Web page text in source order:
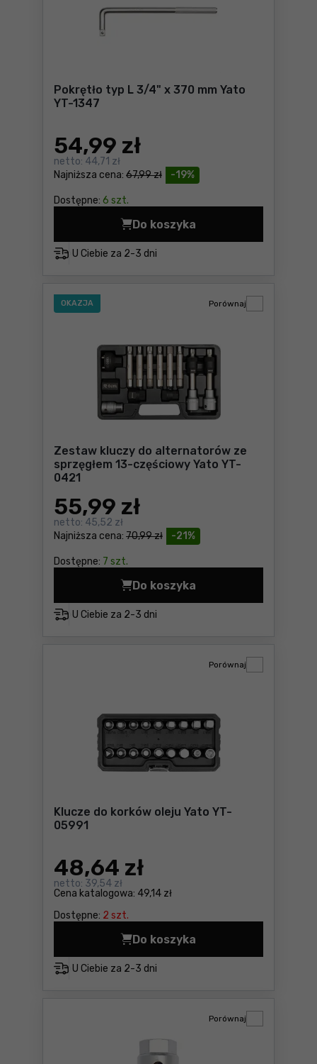
Pokrętło typ L 3/4" x 370 mm Yato
YT-1347
-19%
Najniższa cena: 67,99 zł
54,99 zł
netto: 44,71 zł
Dostępne: 6 szt.
U Ciebie za 2-3 dni
Do koszyka
Pokrętło typ L 3/4" x 370
OKAZJA
Zestaw kluczy do alternatorów ze
sprzęgłem 13-częściowy Yato YT-
0421
-21%
Najniższa cena: 70,99 zł
55,99 zł
netto: 45,52 zł
Dostępne: 7 szt.
Porównaj
U Ciebie za 2-3 dni
Do koszyka
Zestaw kluczy do
Klucze do korków oleju Yato YT-
05991
Cena katalogowa: 49,14 zł
48,64 zł
netto: 39,54 zł
Dostępne: 2 szt.
Porównaj
U Ciebie za 2-3 dni
Do koszyka
Klucze do korków oleju
Porównaj